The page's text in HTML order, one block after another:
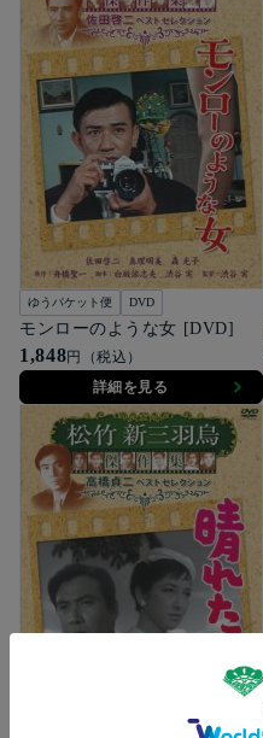
ゆうパケット便 DVD
モンローのような女 [DVD]
1,848円（税込）
詳細を見る